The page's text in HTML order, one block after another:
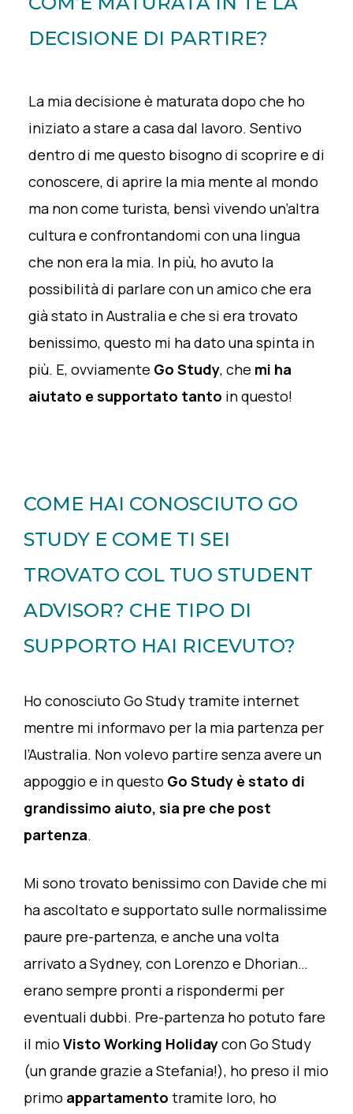
DECISIONE DI PARTIRE?
La mia decisione è maturata dopo che ho
iniziato a stare a casa dal lavoro. Sentivo
dentro di me questo bisogno di scoprire e di
conoscere, di aprire la mia mente al mondo
ma non come turista, bensì vivendo un’altra
cultura e confrontandomi con una lingua
che non era la mia. In più, ho avuto la
possibilità di parlare con un amico che era
già stato in Australia e che si era trovato
benissimo, questo mi ha dato una spinta in
più. E, ovviamente Go Study, che mi ha
aiutato e supportato tanto in questo!
COME HAI CONOSCIUTO GO
STUDY E COME TI SEI
TROVATO COL TUO STUDENT
ADVISOR? CHE TIPO DI
SUPPORTO HAI RICEVUTO?
Ho conosciuto Go Study tramite internet
mentre mi informavo per la mia partenza per
l’Australia. Non volevo partire senza avere un
appoggio e in questo Go Study è stato di
grandissimo aiuto, sia pre che post
partenza.
Mi sono trovato benissimo con Davide che mi
ha ascoltato e supportato sulle normalissime
paure pre-partenza, e anche una volta
arrivato a Sydney, con Lorenzo e Dhorian…
erano sempre pronti a rispondermi per
eventuali dubbi. Pre-partenza ho potuto fare
il mio Visto Working Holidaycon Go Study
(un grande grazie a Stefania!), ho preso il mio
primo appartamento tramite loro, ho